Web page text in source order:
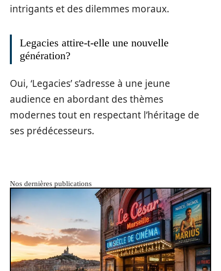
intrigants et des dilemmes moraux.
Legacies attire-t-elle une nouvelle
génération?
Oui, ‘Legacies’ s’adresse à une jeune
audience en abordant des thèmes
modernes tout en respectant l’héritage de
ses prédécesseurs.
Nos dernières publications